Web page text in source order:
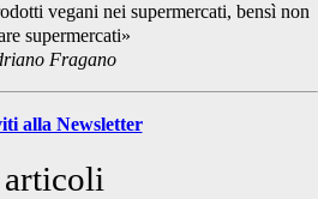
vegani nei supermercati, bensì non
supermercati»
Fragano
alla Newsletter